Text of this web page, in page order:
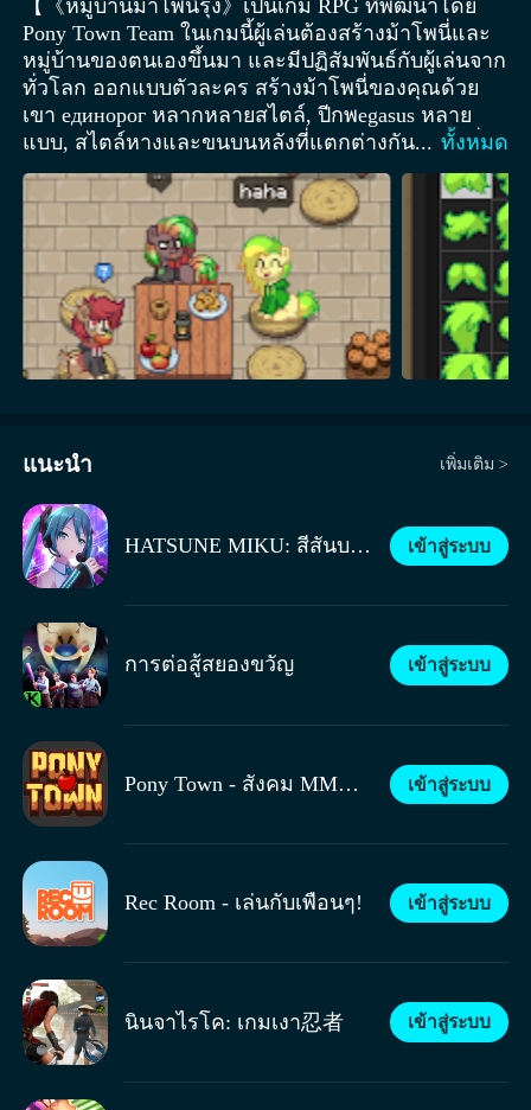
【《หมู่บ้านม้าโพนี่รุ้ง》เป็นเกม RPG ที่พัฒนาโดย
Pony Town Team ในเกมนี้ผู้เล่นต้องสร้างม้าโพนี่และ
หมู่บ้านของตนเองขึ้นมา และมีปฏิสัมพันธ์กับผู้เล่นจาก
ทั่วโลก ออกแบบตัวละคร สร้างม้าโพนี่ของคุณด้วย
เขา единорог หลากหลายสไตล์, ปีกพegasus หลาย
แบบ, สไตล์หางและขนบนหลังที่แตกต่างกัน หรือเพิ่ม
เติมด้วยการตกแต่งเช่น เล็บ, ก้อยปลา, ปีกมังกร หรือ
ฟันแหลม เพื่อทำให้ม้าโพนี่ของคุณโดดเด่น แล้วเสริม
ด้วยชุดและเครื่องประดับต่างๆ เพื่อเพิ่มเสน่ห์ให้แก่ม้า
โพนี่ของคุณ รายการปรับแต่งตัวละครจะขยาย
ตัวอย่างต่อเนื่อง ข้อจำกัดเดียวคือจินตนาการของคุณ
เอง! หาเพื่อน ผ่อนคลายที่ร้านขนมในเมือง พูดคุยเกี่ยว
กับวันของคุณ หรือดูว่าผู้เล่นคนอื่นกำลังทำอะไร มีสิ่ง
ใหม่ๆ ให้ดูเสมอในหมู่บ้านม้าโพนี่ มีผู้คนจากทั่วโลก
นับพันนับหมื่นเล่นพร้อมกัน คุณจะได้พบกับคนที่มี
ใกล้กับป่าลึกลับ เป็นที่พักสบายสำหรับคุณและเพื่อนๆ
แผนที่หลักแล้ว ผู้เล่นแต่ละคนสามารถสร้างหมู่บ้าน
ของตนเองบนเกาะส่วนตัว ใช้พืช เฟอร์นิเจอร์
กระเบื้องพื้น ผนังที่แตกต่างกัน ฯลฯ เพื่อตกแต่งภายใน
และบริเวณรอบๆ บ้านตามใจชอบ! บทบาทสมมติ วันนี้
คุณอยากเป็นใคร? มารับบทบาทเป็นตัวละครจาก
วงการแฟนคลับต่างๆ รับบทบาทเป็นช่างขนมที่ร้าน
ขนม หรือจัดปาร์ตี้บทบาทสมมติขนาดใหญ่กับเพื่อนๆ
บนเกาะส่วนตัวของคุณ ผู้เล่นที่ได้รับเชิญเข้าร่วม
ปาร์ตี้จะสามารถเข้าถึงแผนที่ของคุณ ซึ่งหมายความ
ว่าการผจญภัยในการเล่นบทบาทสมมติของคุณ
สามารถดำเนินไปในสถานที่ต่างๆ ทำให้ทุกอย่างสด
ใหม่และสนุกสนานอยู่เสมอ MMORPG ที่ให้คุณ
แสดงออก หากคุณกำลังมองหาเกม RPG ที่สามารถ
ค้นหาเพื่อนที่มีความสนใจเหมือนกันในโลกเวทย์
มนตร์ที่คุณสร้างขึ้น หมู่บ้านม้าโพนี่รุ้งก็คือทางเลือกที่
ดีที่สุดของคุณ!】【《หมู่บ้านม้าโพนี่รุ้ง》เป็นเกม
RPG ที่พัฒนาโดย Pony Town Team ในเกมนี้ผู้เล่นต้อง
สร้างม้าโพนี่และหมู่บ้านของตนเองขึ้นมา และมี
ปฏิสัมพันธ์กับผู้เล่นจากทั่วโลก ออกแบบตัวละคร สร้าง
ม้าโพนี่ของคุณด้วยเขา единорог หลากหลายสไตล์,
ปีกพegasus หลายแบบ, สไตล์หางและขนบนหลังที่แตก
ต่างกัน หรือเพิ่มเติมด้วยการตกแต่งเช่น เล็บ, ก้อย
... ทั้งหมด
แนะนำ เพิ่มเติม >
HATSUNE MIKU: สีสันบนเวที! เข้าสู่ระบบ
การต่อสู้สยองขวัญ เข้าสู่ระบบ
Pony Town - สังคม MMORPG เข้าสู่ระบบ
Rec Room - เล่นกับเพื่อนๆ! เข้าสู่ระบบ
นินจาไรโค: เกมเงา忍者 เข้าสู่ระบบ